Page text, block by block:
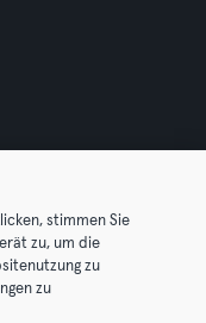
rights reserved.
stimmen Sie
zu, um die
zu
zu